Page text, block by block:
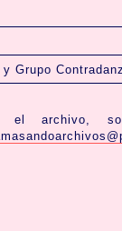
Grupo
archivo,